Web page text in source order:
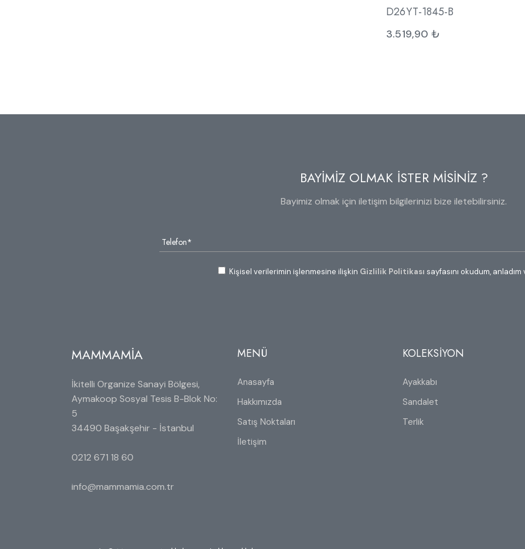
D26YT-1845-B
3.519,90₺
BAYİMİZ OLMAK İSTER MİSİNİZ ?
Bayimiz olmak için iletişim bilgilerinizi bize iletebilirsiniz.
Kişisel verilerimin işlenmesine ilişkin Gizlilik Politikası sayfasını okudum,
MAMMAMİA
İkitelli Organize Sanayi Bölgesi,
Aymakoop Sosyal Tesis B-Blok No:
5
34490 Başakşehir - İstanbul
0212 671 18 60
info@mammamia.com.tr
MENÜ
Anasayfa
Hakkımızda
Satış Noktaları
İletişim
KOLEKSİYON
Ayakkabı
Sandalet
Terlik